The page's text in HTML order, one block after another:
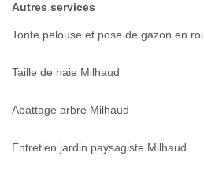
Autres services
Tonte pelouse et pose de gazon en
Taille de haie Milhaud
Abattage arbre Milhaud
Entretien jardin paysagiste Milhaud